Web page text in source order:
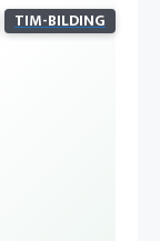
TIM-BILDING